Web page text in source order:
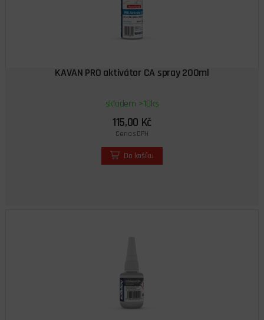
KAVAN PRO aktivátor CA spray 200ml
skladem >10ks
115,00 Kč
Cena s DPH
Do košíku